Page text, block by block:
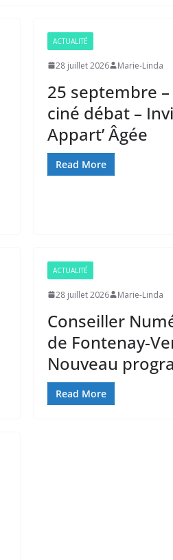
ACTUALITÉ
28 juillet 2026 Marie-Linda
25 septembre
ciné débat –
Appart’ Âgée
Read More
ACTUALITÉ
28 juillet 2026 Marie-Linda
Conseiller
de Fontenay-
Nouveau
Read More